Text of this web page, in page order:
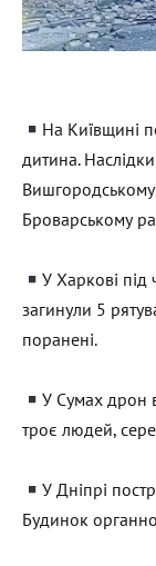
На Київщині
дитина.
Броварському
У Харкові
загинули 5
поранені.
У Сумах дрон
троє людей,
У Дніпрі
Будинок